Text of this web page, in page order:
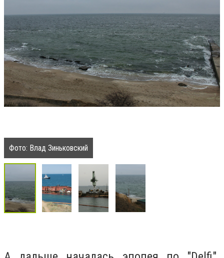
Фото: Влад Зиньковский